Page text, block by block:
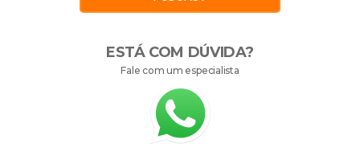
ESTÁ COM DÚVIDA?
Fale com um especialista